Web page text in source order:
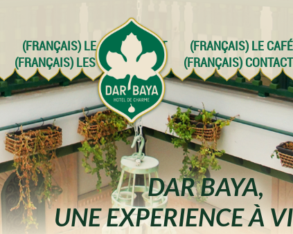
(FRANÇAIS) LE RESTAURANT
(FRANÇAIS) LE CAFÉ
(FRANÇAIS) LES ALENTOURS (FRANÇAIS) CONTACT
DAR BAYA,
UNE EXPERIENCE À